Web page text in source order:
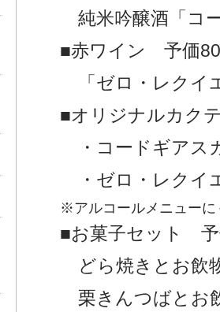
純米吟醸酒「コ
■赤ワイン 予価
「ゼロ・レク
■オリジナルカク
・コードギアス
・ゼロ・レクイ
※アルコールメニューに
■お菓子セット 予
どら焼きとお飲
栗きんつばとお